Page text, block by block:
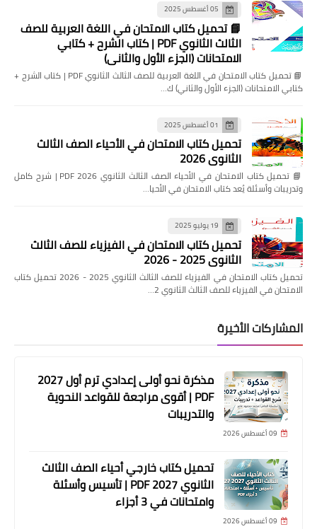
05 أغسطس 2025
📘 تحميل كتاب الامتحان في اللغة العربية للصف
الثالث الثانوي PDF | كتاب الشرح + كتابي
الامتحانات (الجزء الأول والثاني)
📘 تحميل كتاب الامتحان في اللغة العربية للصف الثالث الثانوي PDF | كتاب الشرح +
كتابي الامتحانات (الجزء الأول والثاني) ك…
01 أغسطس 2025
تحميل كتاب الامتحان في الأحياء الصف الثالث
الثانوي 2026
📘 تحميل كتاب الامتحان في الأحياء الصف الثالث الثانوي 2026 PDF | شرح كامل
وتدريبات وأسئلة يُعد كتاب الامتحان في الأحيا…
19 يوليو 2025
تحميل كتاب الامتحان في الفيزياء للصف الثالث
الثانوي 2025 - 2026
تحميل كتاب الامتحان في الفيزياء للصف الثالث الثانوي 2025 - 2026 تحميل كتاب
الامتحان في الفيزياء للصف الثالث الثانوي 2…
المشاركات الأخيرة
مذكرة نحو أولى إعدادي ترم أول 2027
PDF | أقوى مراجعة للقواعد النحوية
والتدريبات
09 أغسطس 2026
تحميل كتاب خارجي أحياء الصف الثالث
الثانوي 2027 PDF | تأسيس وأسئلة
وامتحانات في 3 أجزاء
09 أغسطس 2026